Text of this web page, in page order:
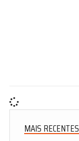
MAIS RECENTES